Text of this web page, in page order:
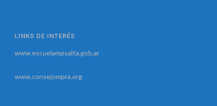
LINKS DE INTERÉS
www.escuelampsalta.gob.ar
www.consejompra.org